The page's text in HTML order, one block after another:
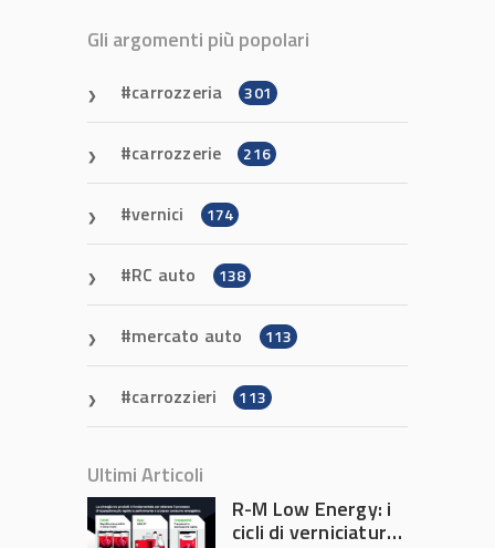
Gli argomenti più popolari
carrozzeria 301
carrozzerie 216
vernici 174
RC auto 138
mercato auto 113
carrozzieri 113
Ultimi Articoli
R-M Low Energy: i
cicli di verniciatura